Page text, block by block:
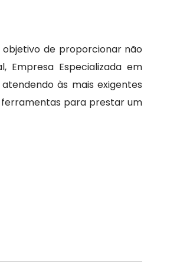
de proporcionar não
Empresa Especializada em
às mais exigentes
para prestar um